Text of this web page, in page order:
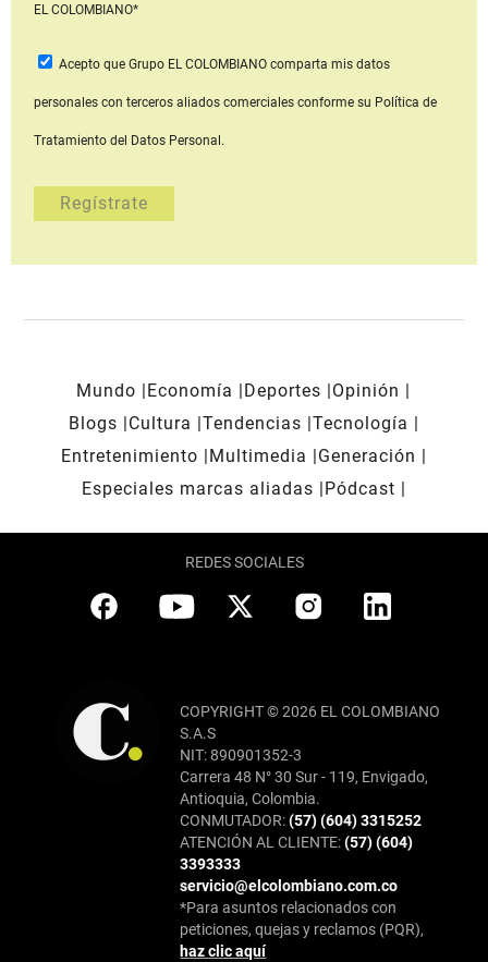
EL COLOMBIANO*
Acepto que Grupo EL COLOMBIANOcomparta mis datos
personales con terceros aliados comerciales conforme su Política de
Tratamiento del Datos Personal.
Mundo Economía Deportes
Opinión
Blogs
Cultura Tendencias Tecnología
Entretenimiento
Multimedia
Generación
Especiales marcas aliadas
Pódcast
REDES SOCIALES
COPYRIGHT © 2026 EL COLOMBIANO
S.A.S
NIT: 890901352-3
Carrera 48 N° 30 Sur - 119, Envigado,
Antioquia, Colombia.
CONMUTADOR:(57) (604) 3315252
ATENCIÓN AL CLIENTE:(57) (604)
3393333
servicio@elcolombiano.com.co
*Para asuntos relacionados con
peticiones, quejas y reclamos (PQR),
haz clic aquí